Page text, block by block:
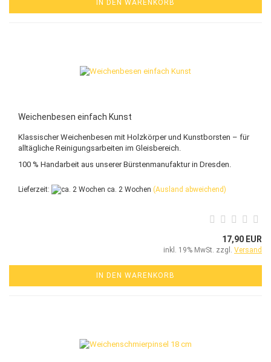
IN DEN WARENKORB
Weichenbesen einfach Kunst
Klassischer Weichenbesen mit Holzkörper und Kunstborsten – für
alltägliche Reinigungsarbeiten im Gleisbereich.
100 % Handarbeit aus unserer Bürstenmanufaktur in Dresden.
Lieferzeit: ca. 2 Wochen (Ausland abweichend)
17,90 EUR
inkl. 19% MwSt. zzgl. Versand
IN DEN WARENKORB